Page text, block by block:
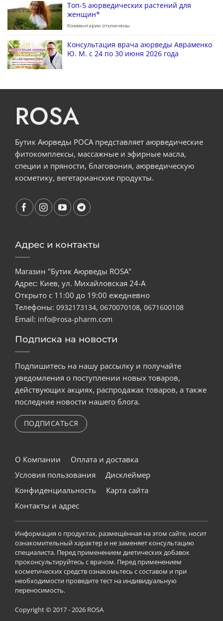
Топ-5 аюрведических растений для
женщин*
Комментарии отключены
Консультация врача аюрведы Авраменко
Ю. М. с 24 по 30 июня 2026 года
ROSA
Бутик Аюрведы РОСА представляет аюрведические
фитокомплексы, массажные и эфирные масла,
специи и пряности, благовония, аюрведическую
косметику, вегетарианские продукты.
Адрес и контакты
Магазин "Бутик Аюрведы ROSA"
Адрес: Киев, ул. Михайловская 24-А
Открыто с 11:00 до 19:00 ежедневно
Телефоны: 0932173134, 0670070108, 0671600108
Email: info@rosa-pharm.com
Подписка на новости
Подпишитесь на нашу рассылку и получайте
уведомления о поступлении новых товаров,
действующих акциях, распродажах товаров, а также
последние новости нашего блога.
ПОДПИСАТЬСЯ
О Компании
Оплата и доставка
Условия пользования
Дисклеймер
Конфиденциальность
Карта сайта
Контакты и адрес
Информация о продуктах, размещённая на этом сайте, носит
ознакомительный характер и не заменяет консультацию
специалиста. Перед применением диетических добавок
проконсультируйтесь с врачом. Перед применением
косметических средств ознакомьтесь с составом и при
необходимости проведите тест на индивидуальную
переносимость.
Copyright © 2017 - 2026 ROSA